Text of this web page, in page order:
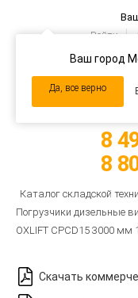
Ваш город
Да, все верно
Войти
navigation
8
8
Каталог складской
Погрузчики дизельные
OXLIFT CPCD15 3000 мм
Скачать